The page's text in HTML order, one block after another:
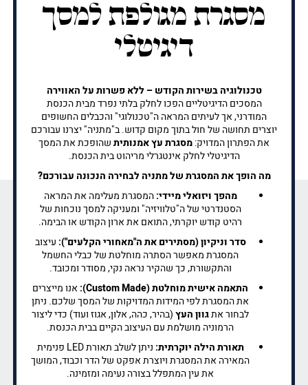
מסגרת מגולפת למסך
דיגיטלי
טכנולוגיה בשירות הקודש – ללא פשרות על האווירה
המסכים הדיגיטליים הפכו לחלק בלתי נפרד מבית הכנסת
המודרני, אך לעיתים המראה ה"טכנולוגי" והכבלים החשופים
יוצרים תחושה של חול בתוך מקום קדוש. ב"מתניה" יצרנו עבורכם
את הפתרון המדויק:מסגרת עץ אמנותיתשהופכת את המסך
הדיגיטלי לחלק אינטגרלי מריהוט בית הכנסת.
מה הופך את המסגרת של מתניה לבחירה הנכונה עבורכם?
מהפך ויזואלי מיידי:המסגרת מעלימה את המראה
הסטנדרטי של ה"טלוויזיה" ומעניקה למסך נוכחות של
רהיט קודש יוקרתי, התואם את ארון הקודש או הבימה.
סדר וניקיון (מסתירים את ה"מאחורי הקלעים"): עיצוב
המסגרת מאפשר הסתרה מוחלטת של כבלי החשמל
והתקשורת, כך שהקיר נראה נקי, מסודר ומכובד.
התאמה אישית מוחלטת (Custom Made):
אנו מייצרים
את המסגרת לפי המידות המדויקות של המסך שלכם. ניתן
לבחור אתגוון העץ(בהיר, כהה, אלון, אגוז ועוד) כדי ליצור
הרמוניה מושלמת עם העיצוב הקיים בבית הכנסת.
תאורת הילה יוקרתית:
ניתן לשלב תאורת LED פנימית
המאירה את המסגרת ויוצרת אפקט של הדר וכבוד, המושך
את עין המתפלל בצורה נעימה ומזמינה.